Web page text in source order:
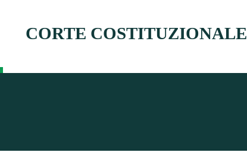
CORTE COSTITUZIONALE